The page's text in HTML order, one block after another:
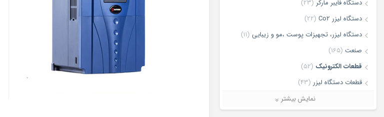
دستگاه فایبر مارکر (23)
دستگاه لیزر Co2
(22)
دستگاه لیزر، تجهیزات پوست ،مو و زیبایی (11)
صنعت (165)
قطعات الکترونیک (52)
قطعات دستگاه لیزر (43)
لیزر برش و حکاکی غیر فلزات(7)
نمایش بیشتر